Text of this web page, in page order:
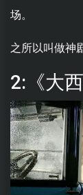
场。
之所以叫做神
2:《大